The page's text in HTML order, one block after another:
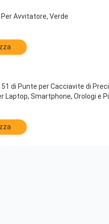
Avvitatore, Verde
di Punte per Cacciavite di
Laptop, Smartphone, Orologi e